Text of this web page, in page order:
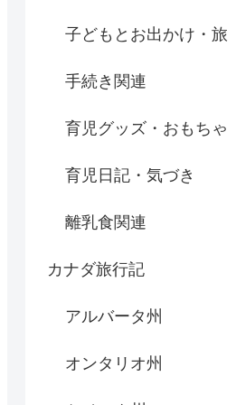
子どもとお出かけ・旅
手続き関連
育児グッズ・おもちゃ
育児日記・気づき
離乳食関連
カナダ旅行記
アルバータ州
オンタリオ州